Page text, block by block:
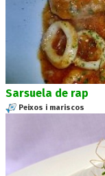
Sarsuela de rap
Peixos i mariscos